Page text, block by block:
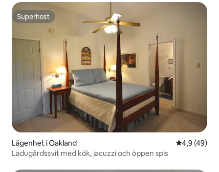
Superhost
Superhost
Lägenhet i Oakland 4,9 av 5 i
4,9 (49)
Ladugårdssvit med kök, jacuzzi och öppen spis